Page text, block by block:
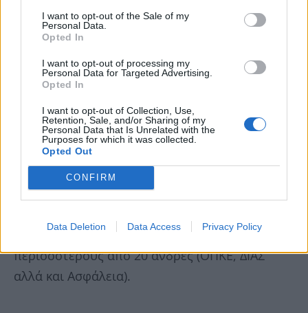
I want to opt-out of the Sale of my
Personal Data.
Opted In
I want to opt-out of processing my
Personal Data for Targeted Advertising.
Opted In
I want to opt-out of Collection, Use,
Retention, Sale, and/or Sharing of my
Personal Data that Is Unrelated with the
Purposes for which it was collected.
Opted Out
CONFIRM
Data Deletion Data Access Privacy Policy
αιγοπρόβατα.
συγκέντρωση συμμετείχαν η περιφερειακή
σύμβουλος και επικεφαλής της παράταξης
Οικολογία-Αλληλεγγύη Κατερίνα Γεροστεργίου,
από τους Οικολόγους Πράσινους και την
Πολιτική Κίνηση Καβάλας ο Γιώργος
Πασχαλίδης, εκπρόσωποι φιλοζωικών
συλλόγων, μεμονωμένοι πολίτες αλλά και
Η Αστυνομία ήταν επίσης παρούσα με
περισσότερους από 20 άνδρες (ΟΠΚΕ, ΔΙΑΣ
αλλά και Ασφάλεια).